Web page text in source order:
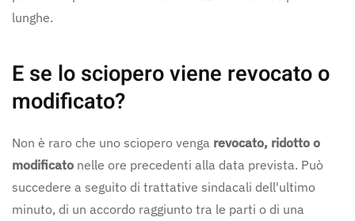
lunghe.
E se lo sciopero viene revocato o
modificato?
Non è raro che uno sciopero venga revocato, ridotto o
modificato nelle ore precedenti alla data prevista. Può
succedere a seguito di trattative sindacali dell'ultimo
minuto, di un accordo raggiunto tra le parti o di una